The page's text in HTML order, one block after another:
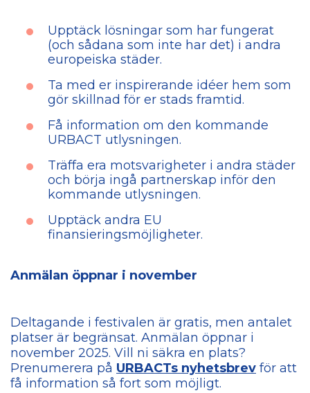
Upptäck lösningar som har fungerat
(och sådana som inte har det) i andra
europeiska städer.
Ta med er inspirerande idéer hem som
gör skillnad för er stads framtid.
Få information om den kommande
URBACT utlysningen.
Träffa era motsvarigheter i andra städer
och börja ingå partnerskap inför den
kommande utlysningen.
Upptäck andra EU
finansieringsmöjligheter.
Anmälan öppnar i november
Deltagande i festivalen är gratis, men antalet
platser är begränsat. Anmälan öppnar i
november 2025. Vill ni säkra en plats?
Prenumerera på URBACTs nyhetsbrev för att
få information så fort som möjligt.